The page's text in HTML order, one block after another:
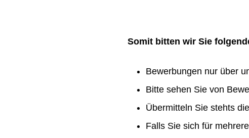
Somit bitten wir Sie
Bewerbungen nur über
Bitte sehen Sie von
Übermitteln Sie stehts
Falls Sie sich für